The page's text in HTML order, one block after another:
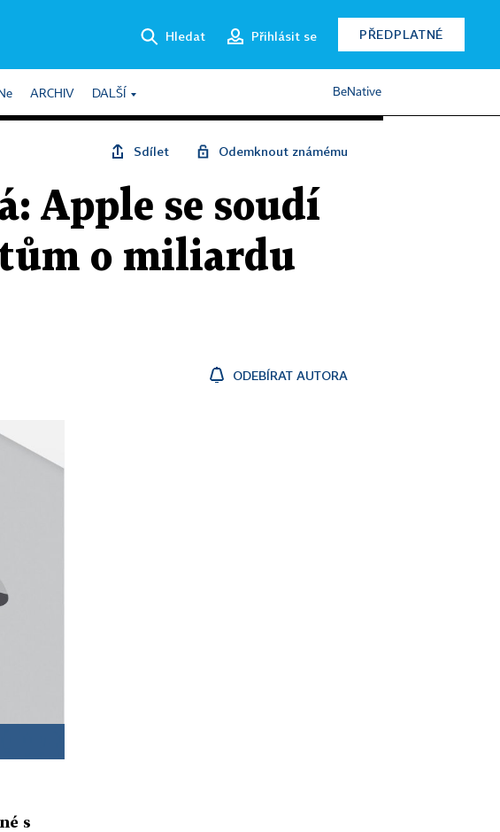
Hledat Přihlásit se PŘEDPLATNÉ
ARCHIV DALŠÍ BeNative
Sdílet Odemknout známému
Apple se soudí
o miliardu
ODEBÍRAT AUTORA
s